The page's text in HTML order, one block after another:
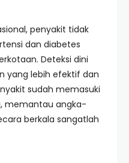
penyakit tidak
dan diabetes
Deteksi dini
yang lebih efektif dan
sudah memasuki
memantau angka-
berkala sangatlah